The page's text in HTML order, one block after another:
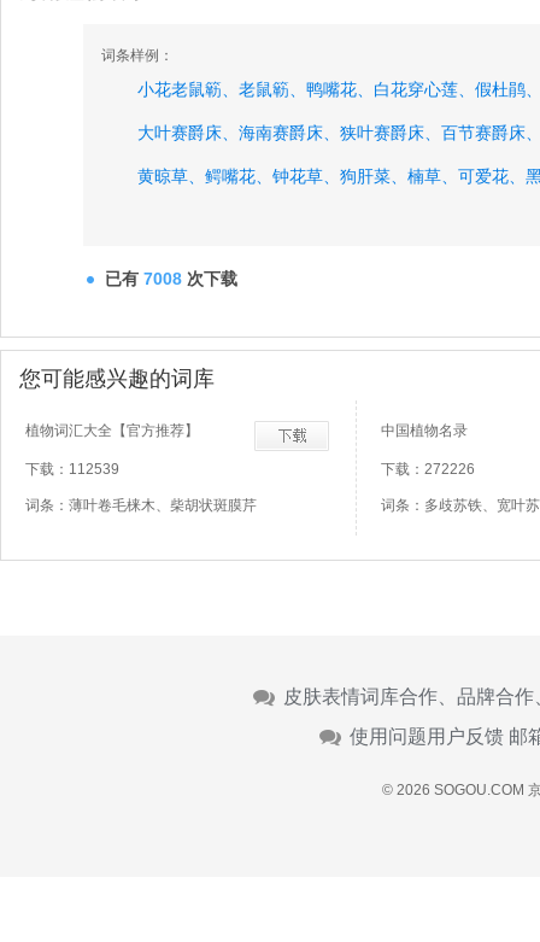
词条样例：
小花老鼠簕、 老鼠簕、 鸭嘴花、 白花穿心莲、 假杜鹃
大叶赛爵床、 海南赛爵床、 狭叶赛爵床、 百节赛爵床
黄晾草、 鳄嘴花、 钟花草、 狗肝菜、 楠草、 可爱花、
已有 7008 次下载
您可能感兴趣的词库
植物词汇大全【官方推荐】
下载：112539
词条：薄叶卷毛梾木、柴胡状斑膜芹
中国植物名录
下载：272226
词条：多歧苏铁、宽叶
皮肤表情词库合作、品牌合
使用问题用户反馈 邮
© 2026 SOGOU.COM